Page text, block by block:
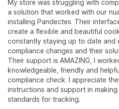
My store was struggling with
a solution that worked with our
installing Pandectes. Their
create a flexible and beautiful
constantly staying up to date and
compliance changes and their
Their support is AMAZING, I
knowledgeable, friendly and
compliance check. I appreciate
instructions and support in making
standards for tracking.